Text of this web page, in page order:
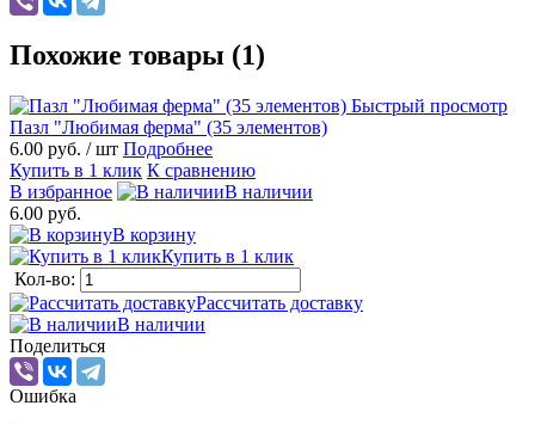
Похожие товары (1)
Быстрый просмотр
Пазл "Любимая ферма" (35 элементов)
6.00 руб. / шт Подробнее
Купить в 1 клик К сравнению
В избранное
В наличии
6.00 руб.
В корзину
Купить в 1 клик
Кол-во:
Рассчитать доставку
В наличии
Поделиться
Ошибка